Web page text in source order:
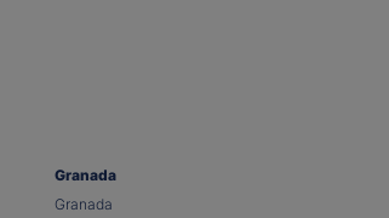
Granada
Granada